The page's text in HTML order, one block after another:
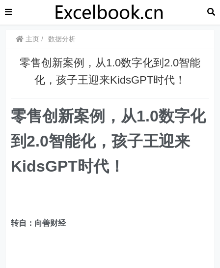
主页 数据分析
​​零售创新案例，从1.0数字化到2.0智能
化，孩子王迎来KidsGPT时代！
零售创新案例，从1.0数字化
到2.0智能化，孩子王迎来
KidsGPT时代！
转自：向善财经